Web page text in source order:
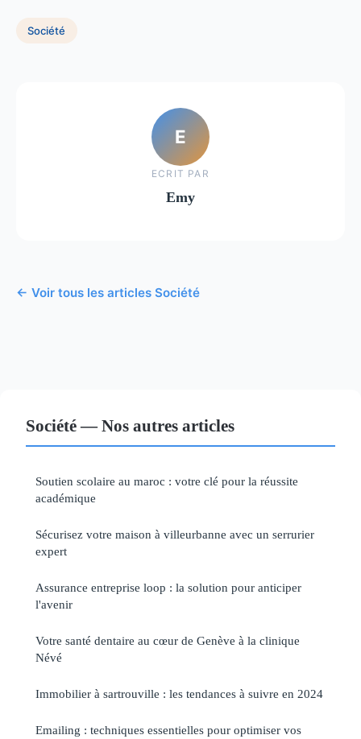
Société
E
ECRIT PAR
Emy
← Voir tous les articles Société
Société — Nos autres articles
Soutien scolaire au maroc : votre clé pour la réussite
académique
Sécurisez votre maison à villeurbanne avec un serrurier
expert
Assurance entreprise loop : la solution pour anticiper
l'avenir
Votre santé dentaire au cœur de Genève à la clinique
Névé
Immobilier à sartrouville : les tendances à suivre en 2024
Emailing : techniques essentielles pour optimiser vos